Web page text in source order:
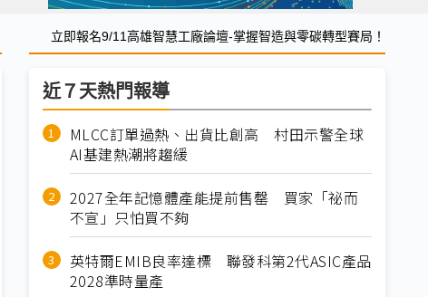
立即報名9/11高雄智慧工廠論壇-掌握智造與零碳轉型賽局！
近７天熱門報導
MLCC訂單過熱、出貨比創高 村田示警全球
AI基建熱潮將趨緩
2027全年記憶體產能提前售罄 買家「祕而
不宣」只怕買不夠
英特爾EMIB良率達標 聯發科第2代ASIC產品
2028準時量產